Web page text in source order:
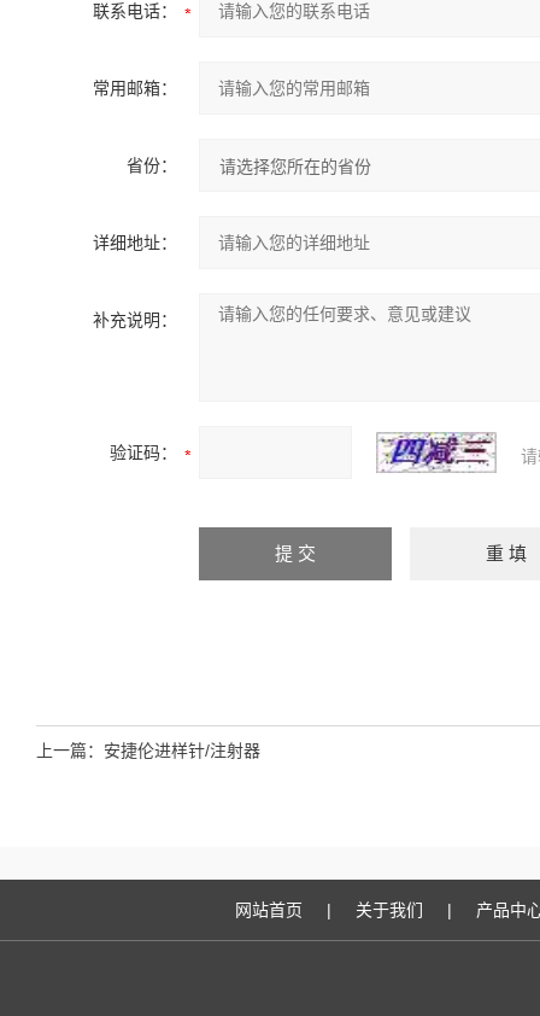
联系电话：
常用邮箱：
省份：
详细地址：
补充说明：
验证码：
上一篇： 安捷伦进样针/注射器
网站首页 | 关于我们 | 产品中